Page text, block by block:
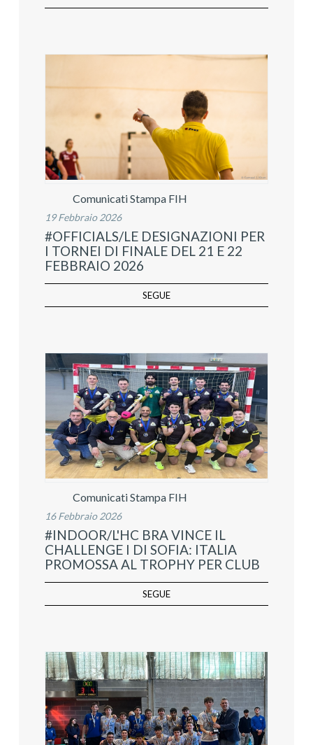
Comunicati Stampa FIH
19 Febbraio 2026
#OFFICIALS/LE DESIGNAZIONI PER
I TORNEI DI FINALE DEL 21 E 22
FEBBRAIO 2026
SEGUE
Comunicati Stampa FIH
16 Febbraio 2026
#INDOOR/L'HC BRA VINCE IL
CHALLENGE I DI SOFIA: ITALIA
PROMOSSA AL TROPHY PER CLUB
SEGUE